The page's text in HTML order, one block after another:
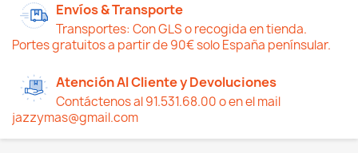
Envíos & Transporte
Transportes: Con GLS o recogida en tienda.
Portes gratuitos a partir de 90€ solo España penínsular.
Atención Al Cliente y Devoluciones
Contáctenos al 91.531.68.00 o en el mail
jazzymas@gmail.com